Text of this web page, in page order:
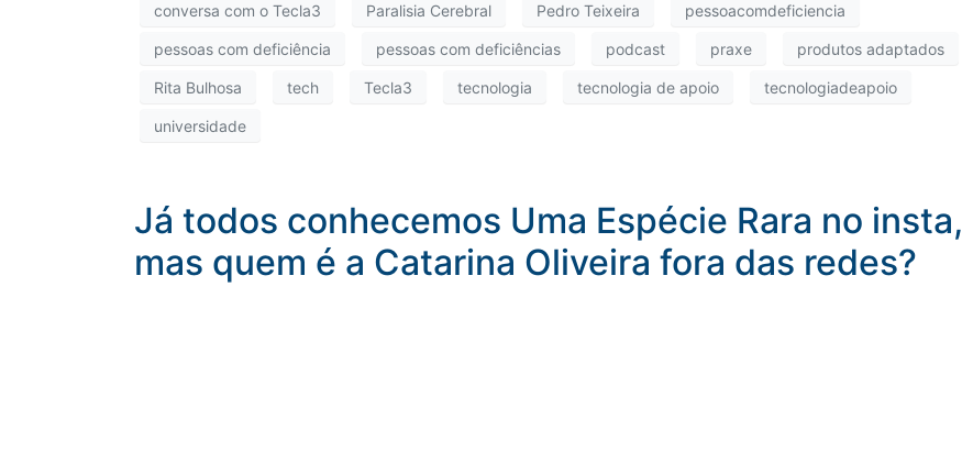
conversa com o Tecla3 Paralisia Cerebral Pedro Teixeira pessoacomdeficiencia
pessoas com deficiência pessoas com deficiências podcast praxe produtos adaptados
Rita Bulhosa tech Tecla3 tecnologia tecnologia de apoio tecnologiadeapoio
universidade
Já todos conhecemos Uma Espécie Rara no insta,
mas quem é a Catarina Oliveira fora das redes?